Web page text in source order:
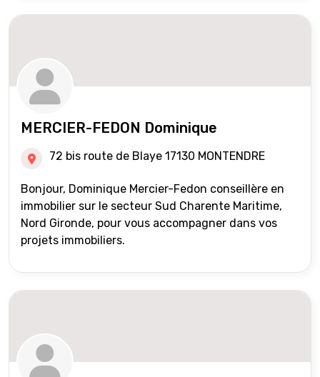
MERCIER-FEDON Dominique
72 bis route de Blaye 17130 MONTENDRE
Bonjour, Dominique Mercier-Fedon conseillère en
immobilier sur le secteur Sud Charente Maritime,
Nord Gironde, pour vous accompagner dans vos
projets immobiliers.